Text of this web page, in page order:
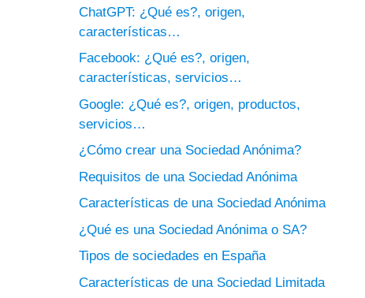
ChatGPT: ¿Qué es?, origen,
características…
Facebook: ¿Qué es?, origen,
características, servicios…
Google: ¿Qué es?, origen, productos,
servicios…
¿Cómo crear una Sociedad Anónima?
Requisitos de una Sociedad Anónima
Características de una Sociedad Anónima
¿Qué es una Sociedad Anónima o SA?
Tipos de sociedades en España
Características de una Sociedad Limitada